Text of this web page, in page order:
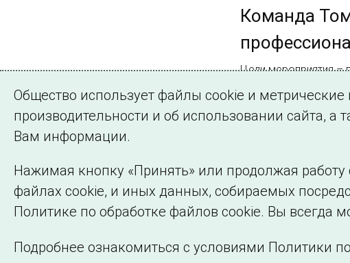
Команда
Цели мероприятия –
ИТ-инфраструктуры
в сфере ИТ
©2005–2026 АО «СО ЕЭС»
Общество использует файлы cookie и
производительности и об использовании сайта,
Вам информации.
Нажимая кнопку «Принять» или продолжая
файлах cookie, и иных данных, собираемых
Политике по обработке файлов cookie. Вы всегда
Подробнее ознакомиться с условиями Политики